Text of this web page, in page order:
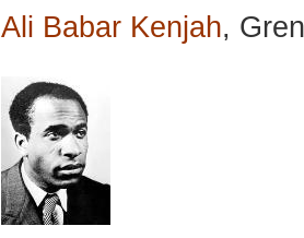
Ali Babar Kenjah,